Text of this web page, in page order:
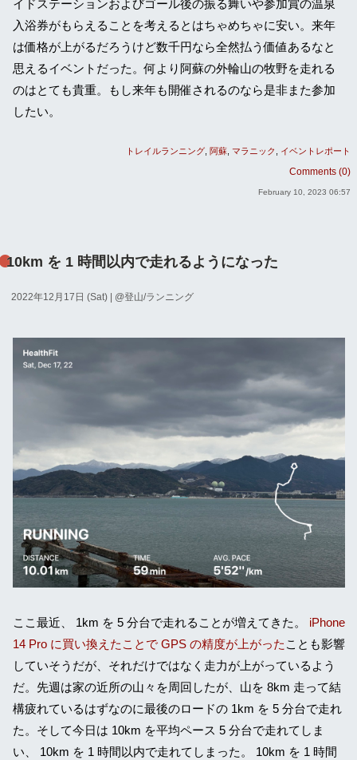
イドステーションおよびゴール後の振る舞いや参加賞の温泉
入浴券がもらえることを考えるとはちゃめちゃに安い。来年
は価格が上がるだろうけど数千円なら全然払う価値あるなと
思えるイベントだった。何より阿蘇の外輪山の牧野を走れる
のはとても貴重。もし来年も開催されるのなら是非また参加
したい。
トレイルランニング 阿蘇 マラニック イベントレポート
Comments (0)
February 10, 2023 06:57
10km を 1 時間以内で走れるようになった
2022年12月17日 (Sat) | @登山/ランニング
ここ最近、 1km を 5 分台で走れることが増えてきた。 iPhone
14 Pro に買い換えたことで GPS の精度が上がった ことも影響
していそうだが、それだけではなく走力が上がっているよう
だ。先週は家の近所の山々を周回したが、山を 8km 走って結
構疲れているはずなのに最後のロードの 1km を 5 分台で走れ
た。そして今日は 10km を平均ペース 5 分台で走れてしま
い、 10km を 1 時間以内で走れてしまった。 10km を 1 時間